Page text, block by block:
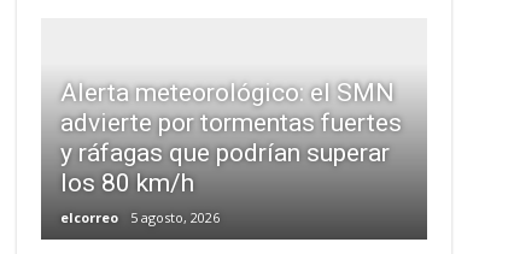
Alerta meteorológico: el SMN
advierte por tormentas fuertes
y ráfagas que podrían superar
los 80 km/h
elcorreo 5 agosto, 2026